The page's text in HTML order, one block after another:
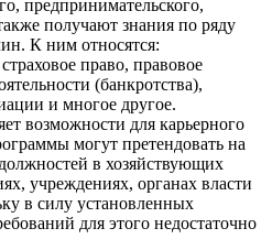
предпринимательского,
получают знания по ряду
К ним относятся:
право, правовое
(банкротства),
и многое другое.
возможности для карьерного
могут претендовать на
в хозяйствующих
учреждениях, органах власти
в силу установленных
для этого недостаточно